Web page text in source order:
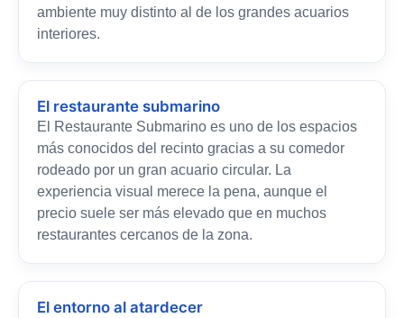
ambiente muy distinto al de los grandes acuarios
interiores.
El restaurante submarino
El Restaurante Submarino es uno de los espacios
más conocidos del recinto gracias a su comedor
rodeado por un gran acuario circular. La
experiencia visual merece la pena, aunque el
precio suele ser más elevado que en muchos
restaurantes cercanos de la zona.
El entorno al atardecer